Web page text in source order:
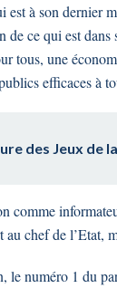
est à son dernier
de ce qui est
tous, une
efficaces à
des Jeux de
comme
chef de l’Etat,
le numéro 1 du